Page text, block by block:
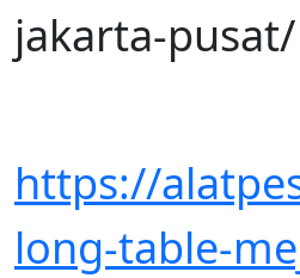
jakarta-pusat/
https://
long-table-